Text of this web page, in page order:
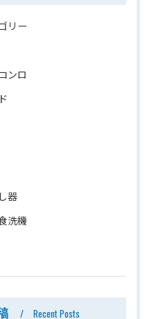
リー
ンロ
器
洗機
Recent Posts